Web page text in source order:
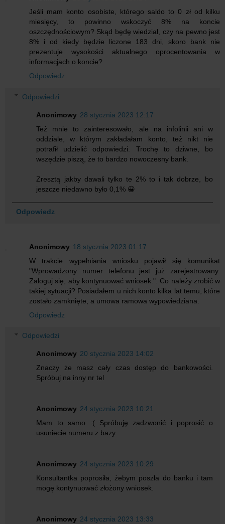
Jeśli mam konto osobiste, którego saldo to 0 zł od kilku
miesięcy, to powinno wskoczyć 8% na koncie
oszczędnościowym? Skąd będę wiedział, czy na pewno jest
8% i od kiedy będzie liczone 183 dni, skoro bank nie
prezentuje wysokości aktualnego oprocentowania w
informacjach o koncie?
Odpowiedz
Odpowiedzi
Anonimowy 28 stycznia 2023 12:17
Też mnie to zainteresowało, ale na infolinii ani w
oddziale, w którym zakładałam konto, też nikt nie
potrafił udzielić odpowiedzi. Trochę to dziwne, bo
wszędzie piszą, że to bardzo nowoczesny bank.
Zresztą jakby dawali tylko te 2% to i tak dobrze, bo
jeszcze niedawno było 0,1% 😀
Odpowiedz
Anonimowy 18 stycznia 2023 01:17
W trakcie wypełniania wniosku pojawił się komunikat
"Wprowadzony numer telefonu jest już zarejestrowany.
Zaloguj się, aby kontynuować wniosek.". Co należy zrobić w
takiej sytuacji? Posiadałem u nich konto kilka lat temu, które
zostało zamknięte, a umowa ramowa wypowiedziana.
Odpowiedz
Odpowiedzi
Anonimowy 20 stycznia 2023 14:02
Znaczy że masz cały czas dostęp do bankowości.
Spróbuj na inny nr tel
Anonimowy 24 stycznia 2023 10:21
Mam to samo :( Spróbuję zadzwonić i poprosić o
usuniecie numeru z bazy.
Anonimowy 24 stycznia 2023 10:29
Konsultantka poprosiła, żebym poszła do banku i tam
mogę kontynuować złożony wniosek.
Anonimowy 24 stycznia 2023 13:33